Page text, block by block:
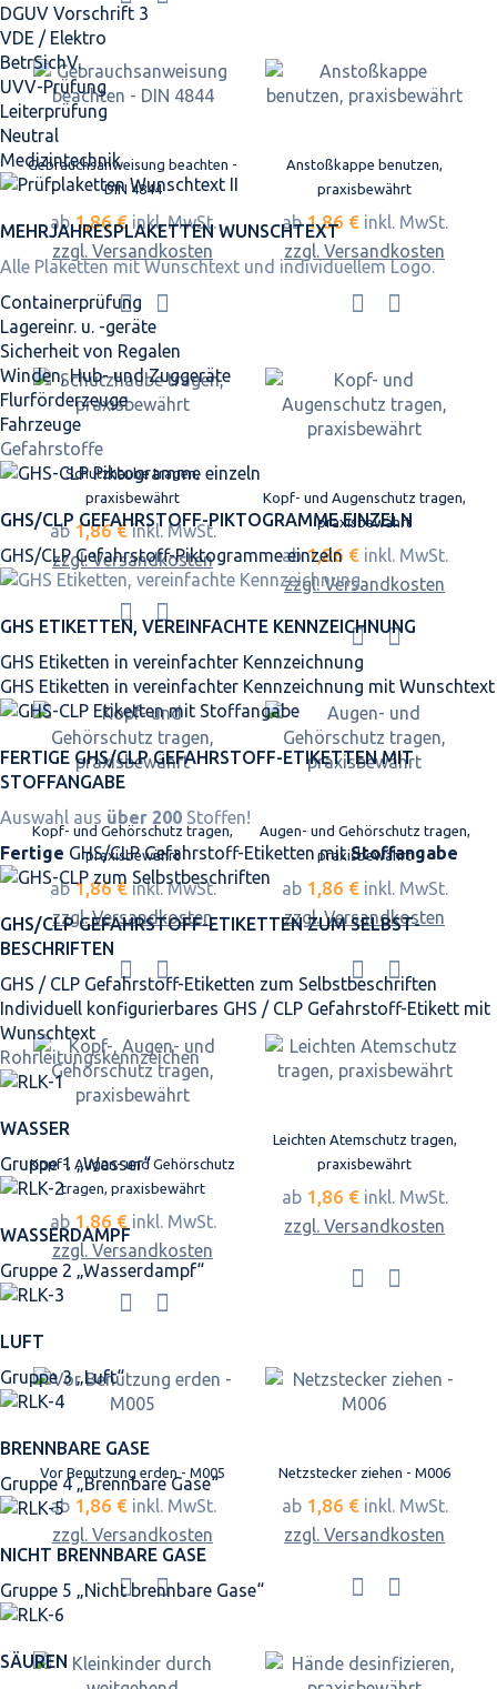
DGUV Vorschrift 3
VDE / Elektro
BetrSichV.
UVV-Prüfung
Leiterprüfung
Neutral
Medizintechnik
MEHRJAHRES­PLAKETTEN WUNSCHTEXT
Alle Plaketten mit Wunschtext und individuellem Logo.
Containerprüfung
Lagereinr. u. -geräte
Sicherheit von Regalen
Winden, Hub- und Zuggeräte
Flurförderzeuge
Fahrzeuge
Gefahrstoffe
GHS/CLP GEFAHRSTOFF-PIKTOGRAMME EINZELN
GHS/CLP Gefahrstoff-Piktogramme einzeln
GHS ETIKETTEN, VEREINFACHTE KENNZEICHNUNG
GHS Etiketten in vereinfachter Kennzeichnung
GHS Etiketten in vereinfachter Kennzeichnung mit Wunschtext
FERTIGE GHS/CLP GEFAHRSTOFF-ETIKETTEN MIT
STOFFANGABE
Auswahl aus über 200 Stoffen!
Fertige GHS/CLP Gefahrstoff-Etiketten mitStoffangabe
GHS/CLP GEFAHRSTOFF-ETIKETTEN ZUM SELBST­
BESCHRIFTEN
GHS / CLP Gefahrstoff-Etiketten zum Selbstbeschriften
Individuell konfigurierbares GHS / CLP Gefahrstoff-Etikett mit
Wunschtext
Rohrleitungskennzeichen
WASSER
Gruppe 1 „Wasser“
WASSERDAMPF
Gruppe 2 „Wasserdampf“
LUFT
Gruppe 3 „Luft“
BRENNBARE GASE
Gruppe 4 „Brennbare Gase“
NICHT BRENNBARE GASE
Gruppe 5 „Nicht brennbare Gase“
SÄUREN
Gebrauchsanweisung beachten -
DIN 4844
ab1,86 € inkl. MwSt.
zzgl. Versandkosten
Anstoßkappe benutzen,
praxisbewährt
ab1,86 € inkl. MwSt.
zzgl. Versandkosten
Schutzhaube tragen,
praxisbewährt
ab 1,86 € inkl. MwSt.
zzgl. Versandkosten
Kopf- und Augenschutz tragen,
praxisbewährt
ab1,86 € inkl. MwSt.
zzgl. Versandkosten
Kopf- und Gehörschutz tragen,
praxisbewährt
ab1,86 € inkl. MwSt.
zzgl. Versandkosten
Augen- und Gehörschutz tragen,
praxisbewährt
ab 1,86 € inkl. MwSt.
zzgl. Versandkosten
Kopf-, Augen- und Gehörschutz
tragen, praxisbewährt
ab 1,86 € inkl. MwSt.
zzgl. Versandkosten
Leichten Atemschutz tragen,
praxisbewährt
ab 1,86 € inkl. MwSt.
zzgl. Versandkosten
Vor Benutzung erden - M005
ab 1,86 € inkl. MwSt.
zzgl. Versandkosten
Netzstecker ziehen - M006
ab 1,86 € inkl. MwSt.
zzgl. Versandkosten